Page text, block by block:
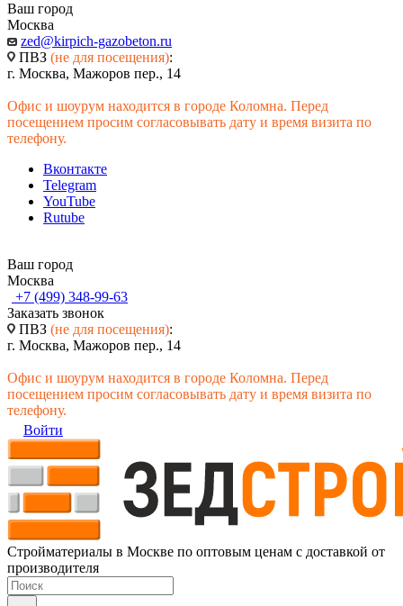
Ваш город
Москва
zed@kirpich-gazobeton.ru
ПВЗ (не для посещения):
г. Москва, Мажоров пер., 14
Офис и шоурум находится в городе Коломна. Перед
посещением просим согласовывать дату и время визита по
телефону.
Вконтакте
Telegram
YouTube
Rutube
Ваш город
Москва
+7 (499) 348-99-63
Заказать звонок
ПВЗ (не для посещения):
г. Москва, Мажоров пер., 14
Офис и шоурум находится в городе Коломна. Перед
посещением просим согласовывать дату и время визита по
телефону.
Войти
Стройматериалы в Москве по оптовым ценам с доставкой от
производителя